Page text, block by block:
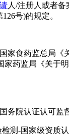
人/注册人或者
号)的规定。
药监总局《
药监局《关
认证认可监
-国家级资质